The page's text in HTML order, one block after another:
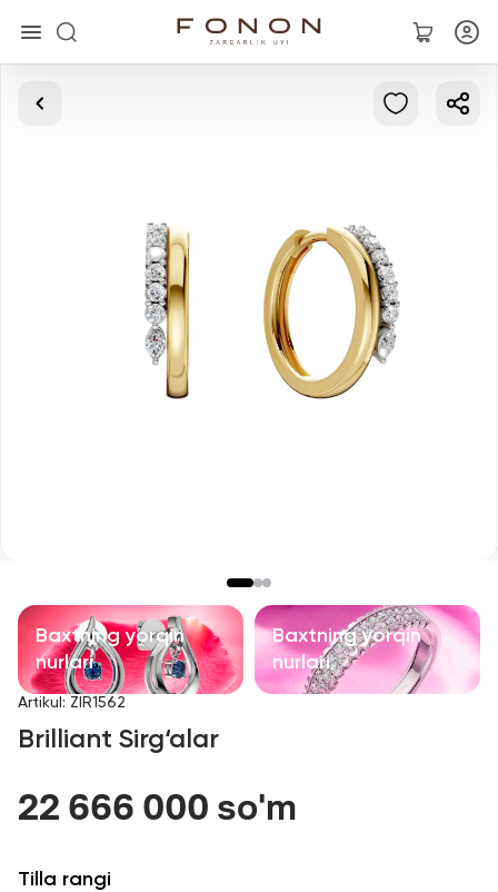
Asosiy
Aksessuarlar
Barcha
Biz haqimizda
Do'kon topish
Sevimli
Baxtning yorqin
nurlari
Baxtning yorqin
nurlari
Artikul : ZIR1562
Brilliant Sirg‘alar
22 666 000 so'm
Tilla rangi